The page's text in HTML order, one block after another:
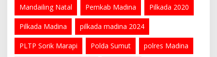
Mandailing Natal Pemkab Madina Pilkada 2020
Pilkada Madina pilkada madina 2024
PLTP Sorik Marapi Polda Sumut polres Madina